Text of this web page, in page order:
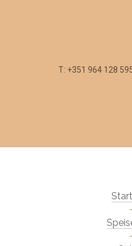
T: +351 964 128